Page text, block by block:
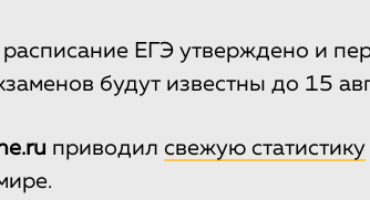
ЕГЭ утверждено и
будут известны до 15
приводил свежую статистику